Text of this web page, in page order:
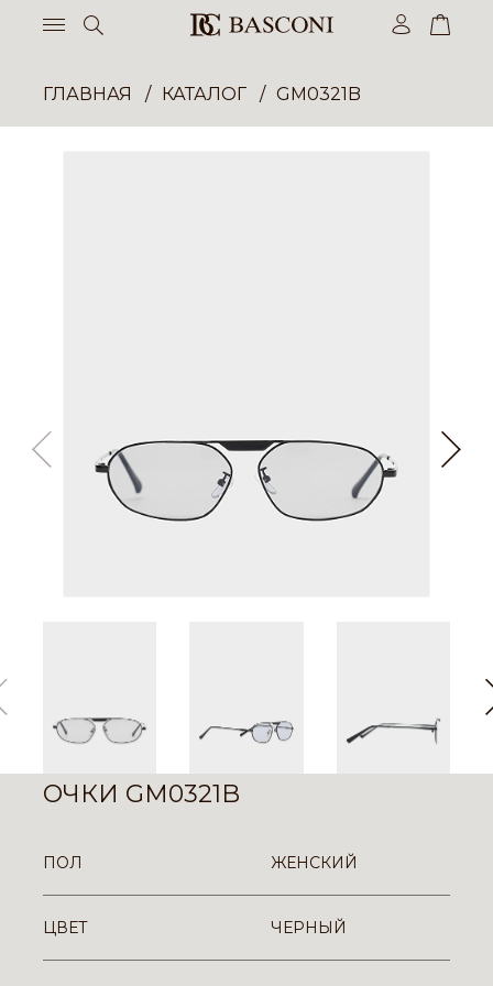
ГЛАВНАЯ КАТАЛОГ GM0321B
ОЧКИ GM0321B
ПОЛ ЖЕНСКИЙ
ЦВЕТ ЧЕРНЫЙ